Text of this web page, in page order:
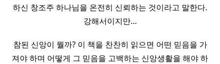
하신 창조주 하나님을 온전히 신뢰하는 것이라고 말한다.
강해서이지만…
참된 신앙이 뭘까? 이 책을 찬찬히 읽으면 어떤 믿음을 가
져야 하며 어떻게 그 믿음을 고백하는 신앙생활을 해야 하